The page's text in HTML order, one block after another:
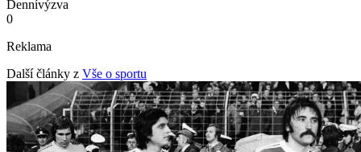
Dennívýzva
0
Reklama
Další články z Vše o sportu